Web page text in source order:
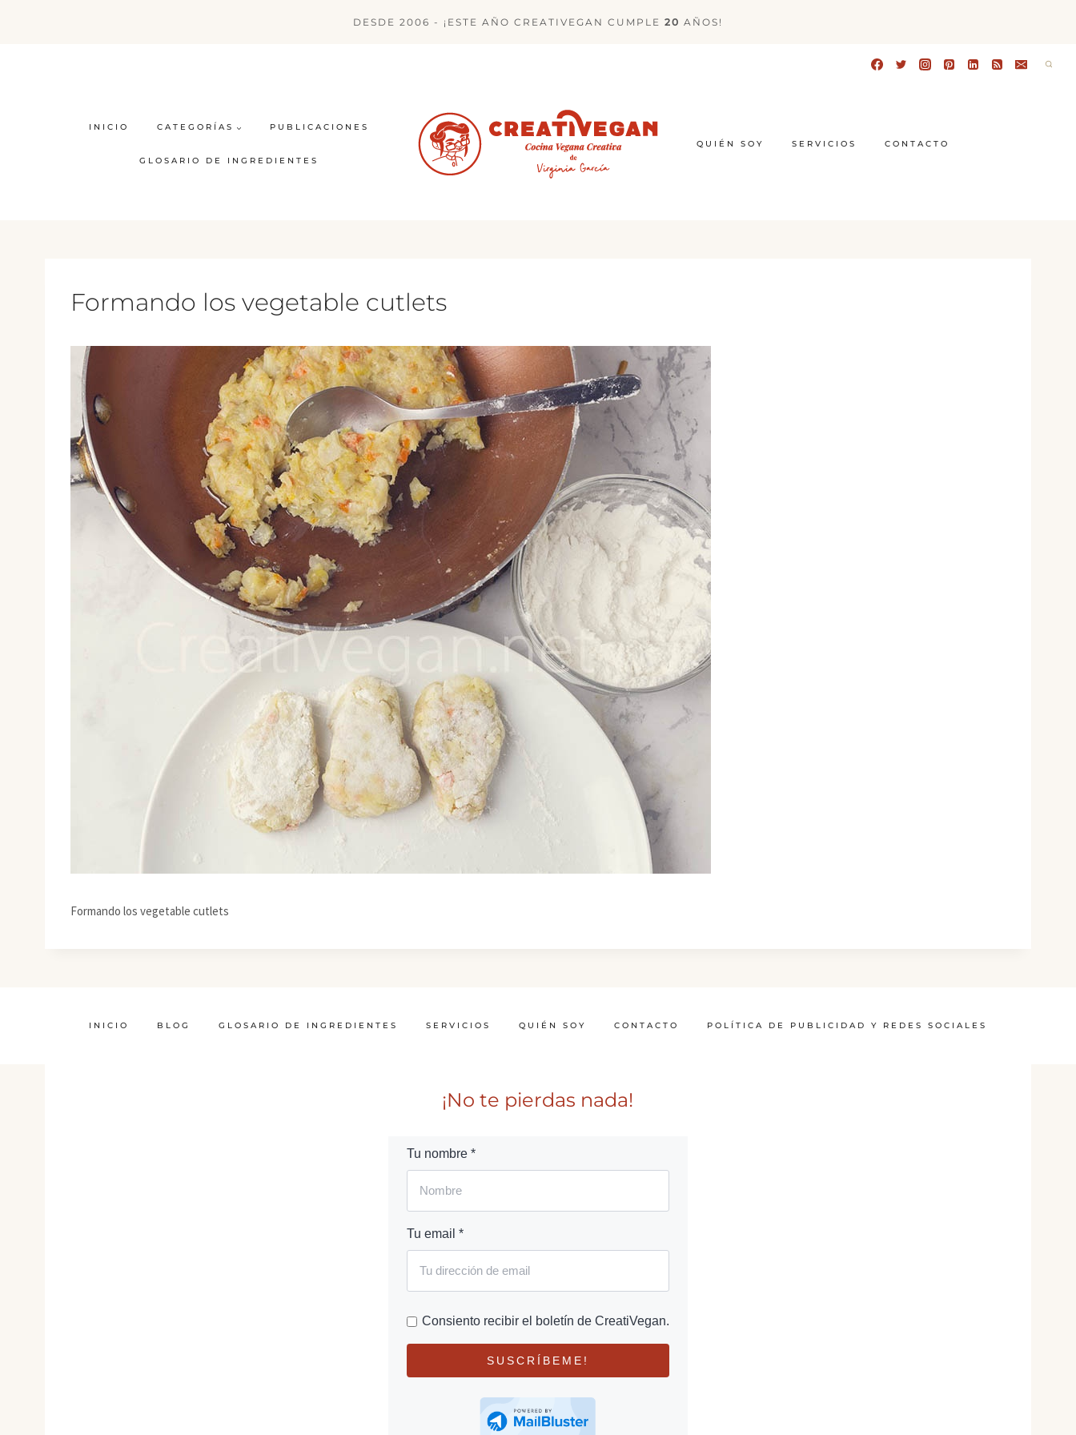
DESDE 2006 - ¡ESTE AÑO CREATIVEGAN CUMPLE 20 AÑOS!
INICIO CATEGORÍAS PUBLICACIONES
GLOSARIO DE INGREDIENTES
QUIÉN SOY SERVICIOS CONTACTO
Formando los vegetable cutlets
Formando los vegetable cutlets
INICIO BLOG GLOSARIO DE INGREDIENTES SERVICIOS QUIÉN SOY CONTACTO POLÍTICA DE PUBLICIDAD Y REDES SOCIALES
¡No te pierdas nada!
Tu nombre *
Tu email *
Consiento recibir el boletín de CreatiVegan.
SUSCRÍBEME!